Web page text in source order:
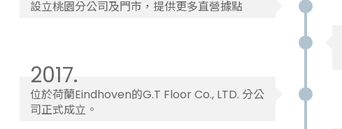
設立桃園分公司及門市，提供更多直營據點
2017.
位於荷蘭Eindhoven的G.T Floor Co., LTD. 分公
司正式成立。